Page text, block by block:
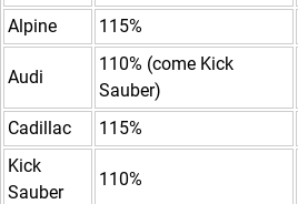
Alpine
115%
Audi
110% (come Kick
Sauber)
Cadillac
115%
Kick
Sauber
110%